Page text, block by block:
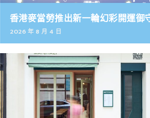
香港麥當勞推出新一輪幻彩開運御
2026 年 8 月 4 日